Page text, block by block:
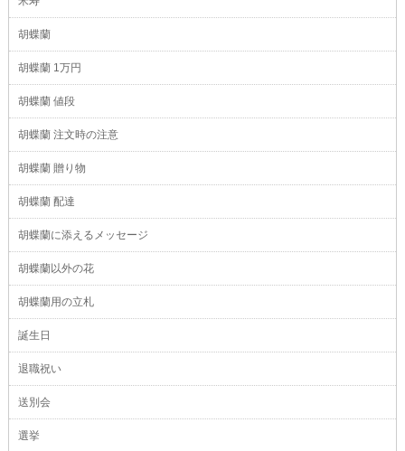
胡蝶蘭
胡蝶蘭 1万円
胡蝶蘭 値段
胡蝶蘭 注文時の注意
胡蝶蘭 贈り物
胡蝶蘭 配達
胡蝶蘭に添えるメッセージ
胡蝶蘭以外の花
胡蝶蘭用の立札
誕生日
退職祝い
送別会
選挙